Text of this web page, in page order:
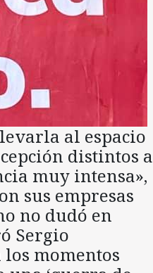
al espacio
distintos a
muy intensa»,
sus empresas
no dudó en
Sergio
momentos